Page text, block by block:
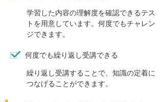
学習した内容の理解度を確認できるテス
トを用意しています。何度でもチャレン
ジできます。
何度でも繰り返し受講できる
繰り返し受講することで、知識の定着に
つなげることができます。